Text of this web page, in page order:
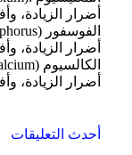
أضرار الزيادة،
أضرار الزيادة،
أضرار الزيادة،
أحدث التعليقات